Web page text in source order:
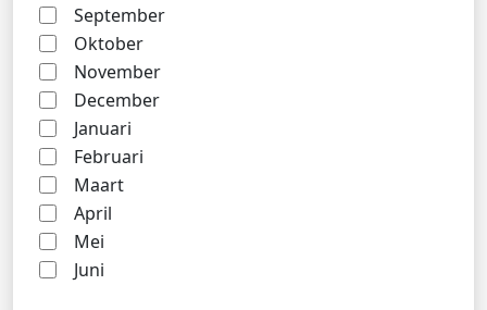
September
Oktober
November
December
Januari
Februari
Maart
April
Mei
Juni